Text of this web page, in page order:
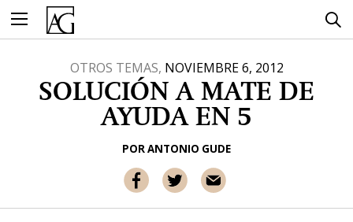
contenido
OTROS TEMAS, NOVIEMBRE 6, 2012
SOLUCIÓN A MATE DE
AYUDA EN 5
PORANTONIO GUDE